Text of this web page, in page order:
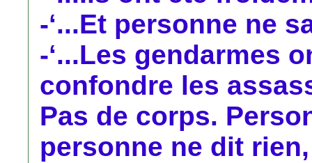
-‘...Et personne ne
-‘...Les gendarmes
confondre les
Pas de corps.
personne ne dit